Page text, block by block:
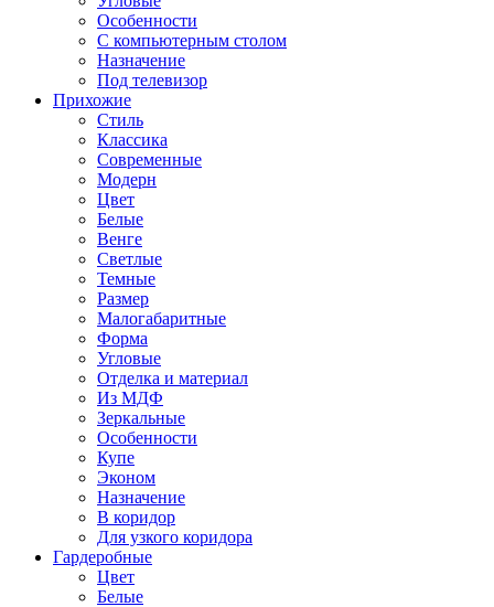
Особенности
С компьютерным столом
Назначение
Под телевизор
Прихожие
Стиль
Классика
Современные
Модерн
Цвет
Белые
Венге
Светлые
Темные
Размер
Малогабаритные
Форма
Угловые
Отделка и материал
Из МДФ
Зеркальные
Особенности
Купе
Эконом
Назначение
В коридор
Для узкого коридора
Гардеробные
Цвет
Белые